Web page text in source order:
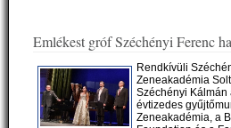
Emlékest gróf Széchényi Ferenc
Rendkívüli
Zeneakadémia
Széchényi
évtizedes
Zeneakadémia, a